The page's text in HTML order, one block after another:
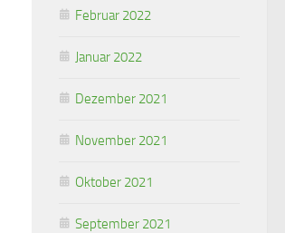
Februar 2022
Januar 2022
Dezember 2021
November 2021
Oktober 2021
September 2021